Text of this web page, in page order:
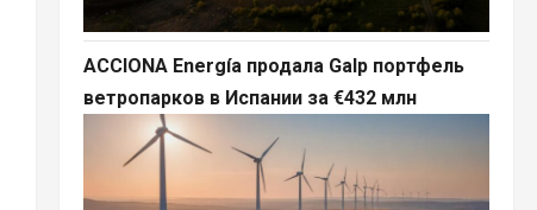
ACCIONA Energía продала Galp портфель
ветропарков в Испании за €432 млн